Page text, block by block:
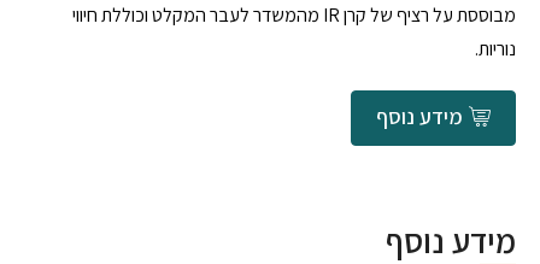
מבוססת על רציף של קרן IR מהמשדר לעבר המקלט וכוללת חיווי
נוריות.
מידע נוסף
מידע נוסף